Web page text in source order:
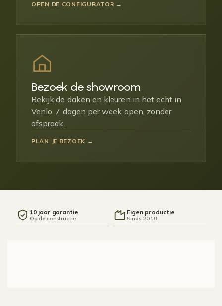
OPEN DE CONFIGURATOR →
Bezoek de showroom
Bekijk de daken en kleuren in het echt in
Venlo. 7 dagen per week open, zonder
afspraak.
PLAN JE BEZOEK →
10 jaar garantie
Op de constructie
Eigen productie
Sinds 2019